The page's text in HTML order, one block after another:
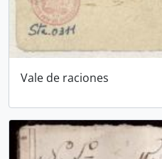
Vale de raciones